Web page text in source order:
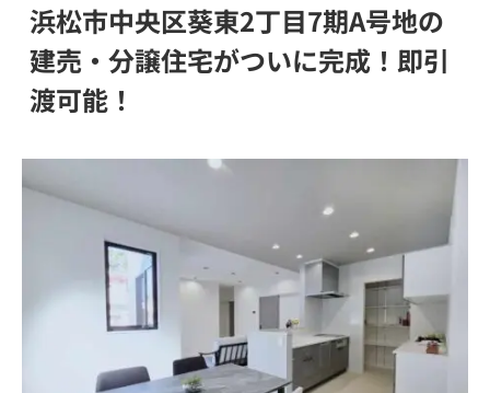
浜松市中央区葵東2丁目7期A号地の
建売・分譲住宅がついに完成！即引
渡可能！